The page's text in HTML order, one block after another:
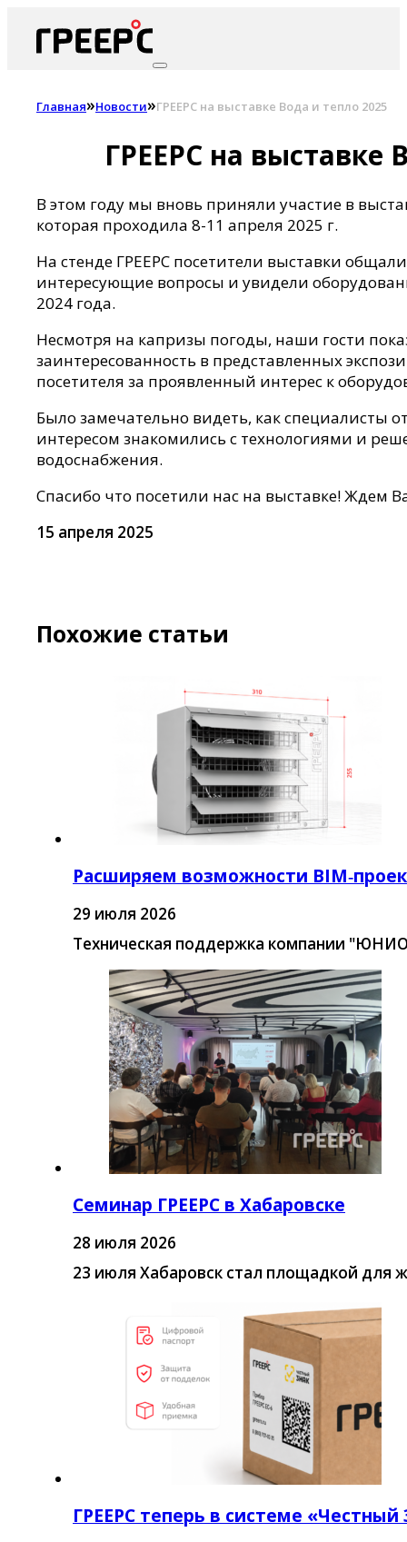
Главная»Новости»ГРЕЕРС на выставке Вода и тепло 2025
ГРЕЕРС на выставке
В этом году мы вновь приняли участие в
которая проходила 8-11 апреля 2025 г.
На стенде ГРЕЕРС посетители выставки
интересующие вопросы и увидели
2024 года.
Несмотря на капризы погоды, наши гости
заинтересованность в представленных
посетителя за проявленный интерес к
Было замечательно видеть, как специалисты
интересом знакомились с технологиями и
водоснабжения.
Спасибо что посетили нас на выставке! Ждем
15 апреля 2025
Похожие статьи
Расширяем возможности
29 июля 2026
Техническая поддержка компании
Семинар ГРЕЕРС в Хабаровске
28 июля 2026
23 июля Хабаровск стал площадкой для
ГРЕЕРС теперь в системе